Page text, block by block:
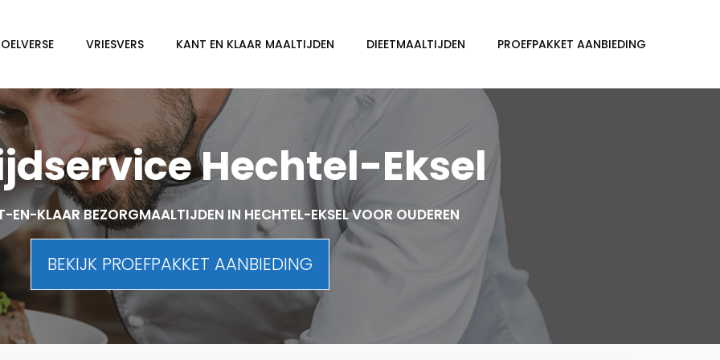
VRIESVERS KANT EN KLAAR MAALTIJDEN DIEETMAALTIJDEN PROEFPAKKET AANBIEDING
Hechtel-Eksel
EN-KLAAR BEZORGMAALTIJDEN IN HECHTEL-EKSEL VOOR OUDEREN
BEKIJK PROEFPAKKET AANBIEDING